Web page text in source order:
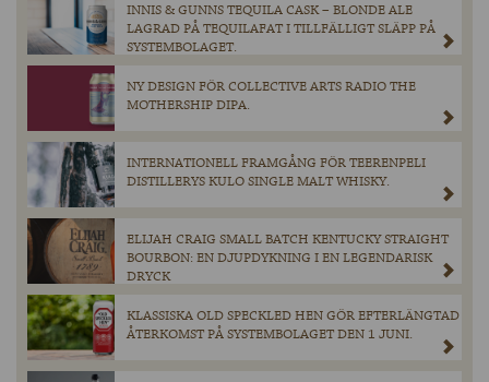
INNIS & GUNNS TEQUILA CASK – BLONDE ALE
LAGRAD PÅ TEQUILAFAT I TILLFÄLLIGT SLÄPP PÅ
SYSTEMBOLAGET.
NY DESIGN FÖR COLLECTIVE ARTS RADIO THE
MOTHERSHIP DIPA.
INTERNATIONELL FRAMGÅNG FÖR TEERENPELI
DISTILLERYS KULO SINGLE MALT WHISKY.
ELIJAH CRAIG SMALL BATCH KENTUCKY STRAIGHT
BOURBON: EN DJUPDYKNING I EN LEGENDARISK
DRYCK
KLASSISKA OLD SPECKLED HEN GÖR EFTERLÄNGTAD
ÅTERKOMST PÅ SYSTEMBOLAGET DEN 1 JUNI.